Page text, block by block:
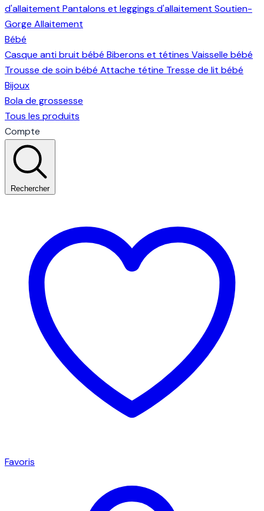
d'allaitement Pantalons et leggings d'allaitement Soutien-
Gorge Allaitement
Bébé
Casque anti bruit bébé Biberons et tétines Vaisselle bébé
Trousse de soin bébé Attache tétine Tresse de lit bébé
Bijoux
Bola de grossesse
Tous les produits
Compte
Rechercher
Favoris